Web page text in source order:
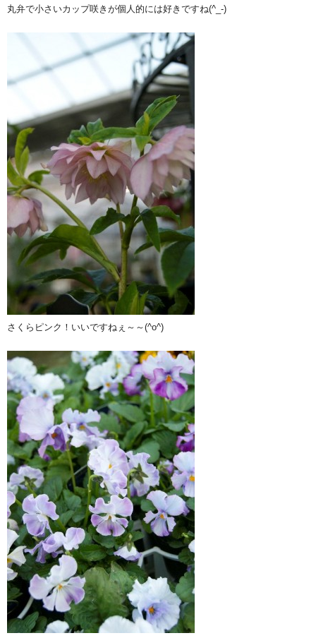
丸弁で小さいカップ咲きが個人的には好きですね(^_-)
さくらピンク！いいですねぇ～～(^o^)